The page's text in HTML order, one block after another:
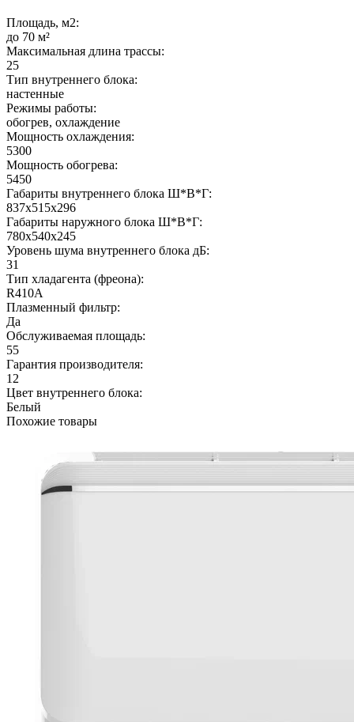
Площадь, м2:
до 70 м²
Максимальная длина трассы:
25
Тип внутреннего блока:
настенные
Режимы работы:
обогрев, охлаждение
Мощность охлаждения:
5300
Мощность обогрева:
5450
Габариты внутреннего блока Ш*В*Г:
837x515x296
Габариты наружного блока Ш*В*Г:
780x540x245
Уровень шума внутреннего блока дБ:
31
Тип хладагента (фреона):
R410A
Плазменный фильтр:
Да
Обслуживаемая площадь:
55
Гарантия производителя:
12
Цвет внутреннего блока:
Белый
Похожие товары